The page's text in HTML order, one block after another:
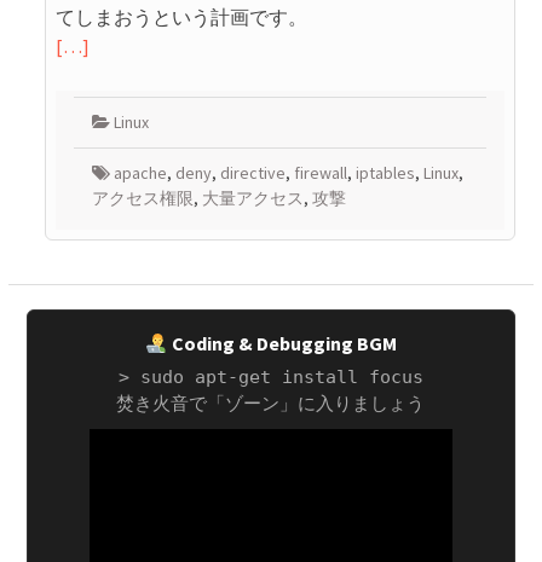
てしまおうという計画です。
[…]
Linux
apache, deny, directive, firewall, iptables, Linux,
アクセス権限, 大量アクセス, 攻撃
Coding & Debugging BGM
> sudo apt-get install focus
焚き火音で「ゾーン」に入りましょう